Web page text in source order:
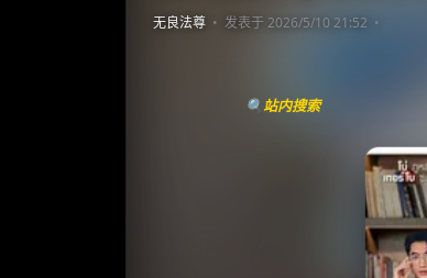
无良法尊 发表于 2026/5/10 21:52
🔍站内搜索